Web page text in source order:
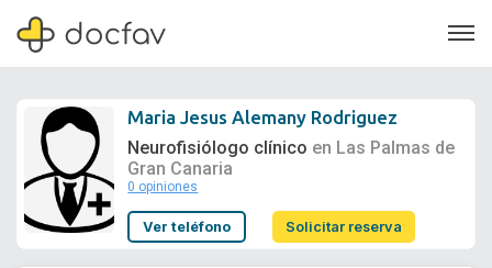
Quiénes somos
Maria Jesus Alemany Rodriguez
Neurofisiólogo clínico en Las Palmas de
Gran Canaria
0 opiniones
Ver teléfono Solicitar reserva